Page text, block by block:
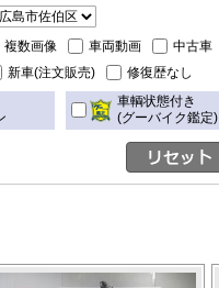
複数画像 車両動画
中古車
新車(注文販売)
修復歴なし
車輌状態付き
(グーバイク鑑定)